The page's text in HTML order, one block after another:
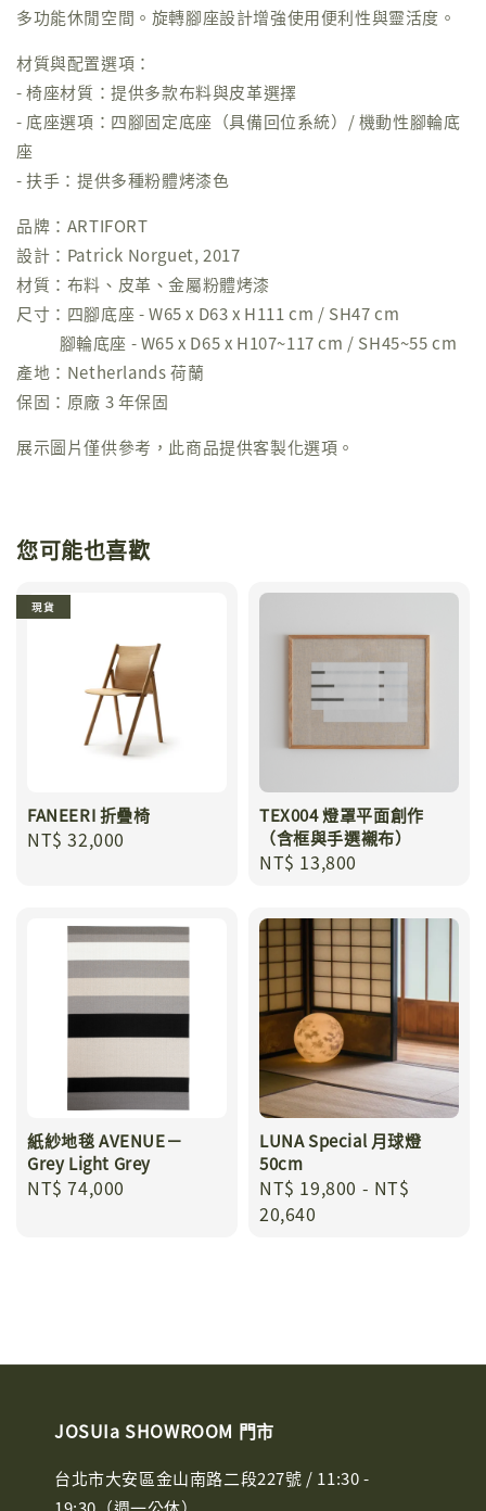
多功能休閒空間。旋轉腳座設計增強使用便利性與靈活度。
材質與配置選項：
- 椅座材質：提供多款布料與皮革選擇
- 底座選項：四腳固定底座（具備回位系統）/ 機動性腳輪底
座
- 扶手：提供多種粉體烤漆色
品牌：ARTIFORT
設計：Patrick Norguet, 2017
材質：布料、皮革、金屬粉體烤漆
尺寸：四腳底座 - W65 x D63 x H111 cm / SH47 cm
腳輪底座 - W65 x D65 x H107~117 cm / SH45~55 cm
產地：Netherlands 荷蘭
保固：原廠 3 年保固
展示圖片僅供參考，此商品提供客製化選項。
您可能也喜歡
現貨
FANEERI 折疊椅
Regular
NT$ 32,000
TEX004 燈罩平面創作
（含框與手選襯布）
Regular
NT$ 13,800
紙紗地毯 AVENUE－
Grey Light Grey
Regular
NT$ 74,000
LUNA Special 月球燈
50cm
Regular
price
NT$ 19,800 - NT$
20,640
JOSUIa SHOWROOM 門市
台北市大安區金山南路二段227號 / 11:30 -